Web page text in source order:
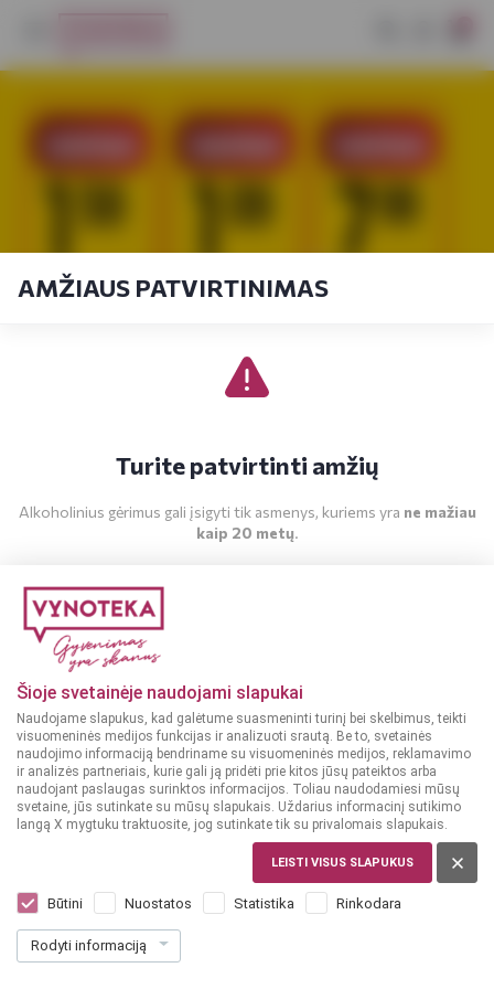
Šioje svetainėje naudojami slapukai
Naudojame slapukus, kad galėtume suasmeninti turinį bei skelbimus, teikti
visuomeninės medijos funkcijas ir analizuoti srautą. Be to, svetainės
naudojimo informaciją bendriname su visuomeninės medijos, reklamavimo
ir analizės partneriais, kurie gali ją pridėti prie kitos jūsų pateiktos arba
naudojant paslaugas surinktos informacijos. Toliau naudodamiesi mūsų
svetaine, jūs sutinkate su mūsų slapukais. Uždarius informacinį sutikimo
langą X mygtuku traktuosite, jog sutinkate tik su privalomais slapukais.
LEISTI VISUS SLAPUKUS
Būtini Nuostatos Statistika Rinkodara
Rodyti informaciją
AMŽIAUS PATVIRTINIMAS
Turite patvirtinti amžių
Alkoholinius gėrimus gali įsigyti tik asmenys, kuriems yra ne mažiau
kaip 20 metų.
GĖRIMAI
Gėrimų leidinys
PERŽIŪRĖTI
Maisto leidinys
PERŽIŪRĖTI